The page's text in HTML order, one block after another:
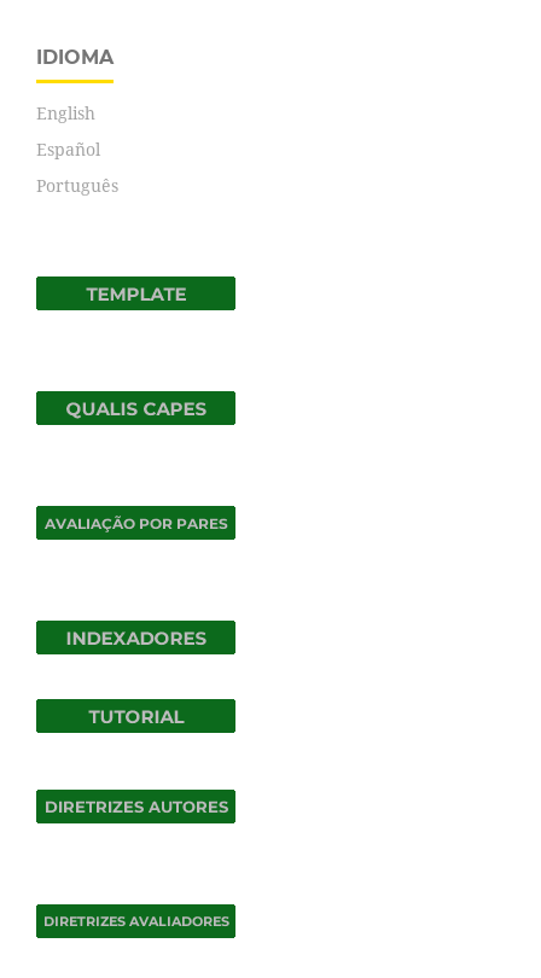
IDIOMA
English
Español
Português